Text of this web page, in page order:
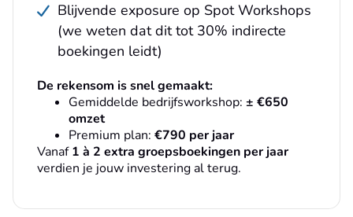
Blijvende exposure op Spot Workshops
(we weten dat dit tot 30% indirecte
boekingen leidt)
De rekensom is snel gemaakt:
Gemiddelde bedrijfsworkshop: ± €650
omzet
Premium plan: €790 per jaar
Vanaf1 à 2 extra groepsboekingen per jaar
verdien je jouw investering al terug.